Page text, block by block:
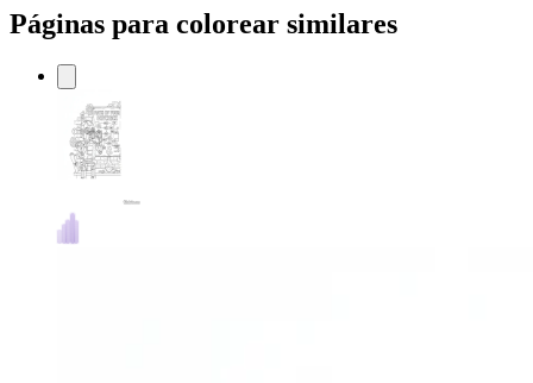
Páginas para colorear similares